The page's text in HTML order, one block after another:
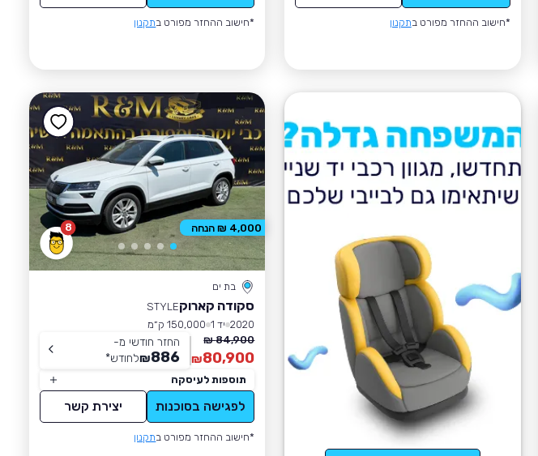
*חישוב ההחזר מפורט בתקנון *חישוב ההחזר מפורט בתקנון
8
בת ים
סקודה קארוקSTYLE
2020 יד 1
150,000 ק״מ
84,900 ₪
80,900
₪
החזר חודשי מ-
886
₪לחודש*
תוספות לעיסקה
לפגישה בסוכנות יצירת קשר
*חישוב ההחזר מפורט בתקנון
4,000 ₪ הנחה